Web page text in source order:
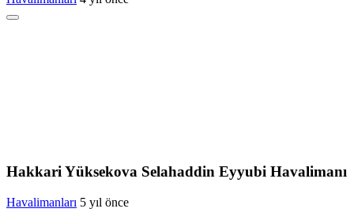
Hakkari Yüksekova Selahaddin Eyyubi Havalimanı
Havalimanları 5 yıl önce